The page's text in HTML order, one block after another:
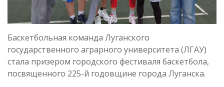
Баскетбольная команда Луганского
государственного аграрного университета (ЛГАУ)
стала призером городского фестиваля баскетбола,
посвященного 225-й годовщине города Луганска.